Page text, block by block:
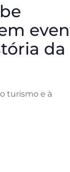
da
turismo e à